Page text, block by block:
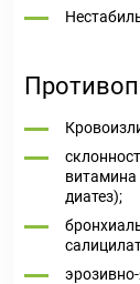
витамина
диатез);